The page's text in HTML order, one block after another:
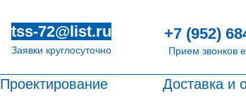
tss-72@list.ru
Заявки круглосуточно
+7 (952)
Прием звонков
Проектирование Доставка и